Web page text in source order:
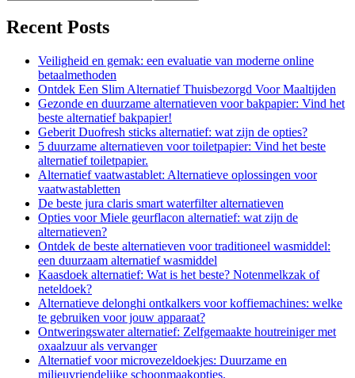
Recent Posts
Veiligheid en gemak: een evaluatie van moderne online
betaalmethoden
Ontdek Een Slim Alternatief Thuisbezorgd Voor Maaltijden
Gezonde en duurzame alternatieven voor bakpapier: Vind het
beste alternatief bakpapier!
Geberit Duofresh sticks alternatief: wat zijn de opties?
5 duurzame alternatieven voor toiletpapier: Vind het beste
alternatief toiletpapier.
Alternatief vaatwastablet: Alternatieve oplossingen voor
vaatwastabletten
De beste jura claris smart waterfilter alternatieven
Opties voor Miele geurflacon alternatief: wat zijn de
alternatieven?
Ontdek de beste alternatieven voor traditioneel wasmiddel:
een duurzaam alternatief wasmiddel
Kaasdoek alternatief: Wat is het beste? Notenmelkzak of
neteldoek?
Alternatieve delonghi ontkalkers voor koffiemachines: welke
te gebruiken voor jouw apparaat?
Ontweringswater alternatief: Zelfgemaakte houtreiniger met
oxaalzuur als vervanger
Alternatief voor microvezeldoekjes: Duurzame en
milieuvriendelijke schoonmaakopties.